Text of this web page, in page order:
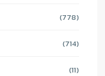
(778)
(714)
(11)